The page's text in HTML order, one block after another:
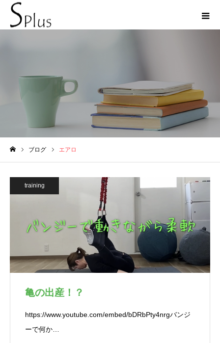
エアロ
ブログ エアロ
training
亀の出産！？
https://www.youtube.com/embed/bDRbPty4nrgバンジ
ーで何か…